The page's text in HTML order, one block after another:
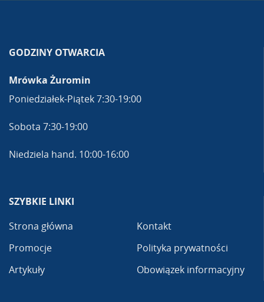
GODZINY OTWARCIA
Mrówka Żuromin
Poniedziałek-Piątek 7:30-19:00
Sobota 7:30-19:00
Niedziela hand. 10:00-16:00
SZYBKIE LINKI
Strona główna
Promocje
Artykuły
Kontakt
Polityka prywatności
Obowiązek informacyjny